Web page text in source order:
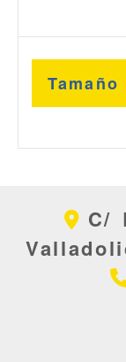
Tamaño
C/